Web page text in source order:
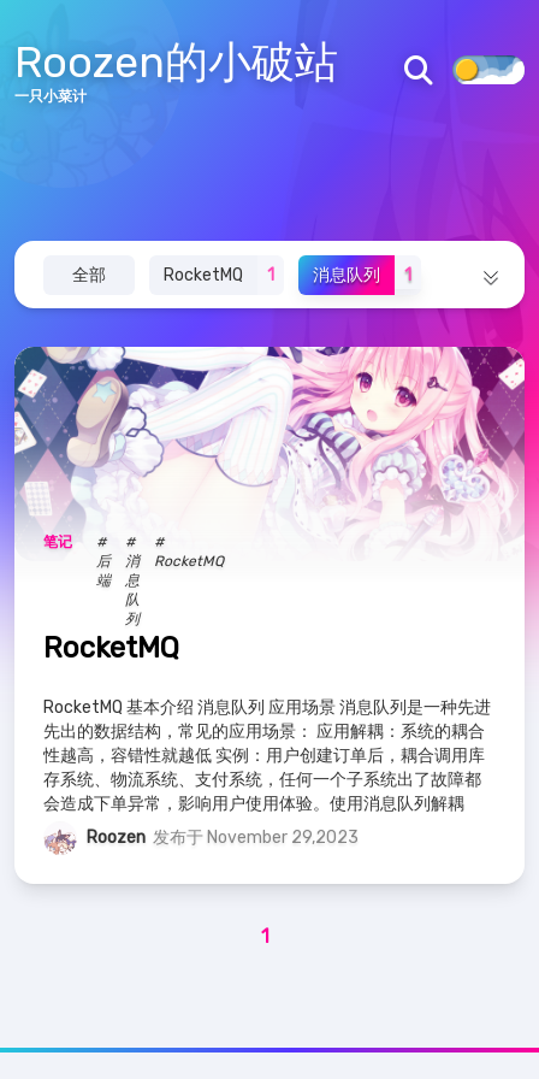
Roozen的小破站
一只小菜计
全部 RocketMQ 1 消息队列 1
面试 1 算法 1 音乐 3 主题 1
架构 2 Halo Redis 2
其他 1 1 诗词文集 17
RoboCup 4 必学工具
3
MySQL 1 数据库 Linux 4
CSS 1 HTML 1 JS 2 笔记 19
前端 6
笔记
#
后
端
#
消
息
队
列
#
RocketMQ
RocketMQ
RocketMQ 基本介绍 消息队列 应用场景 消息队列是一种先进
先出的数据结构，常见的应用场景： 应用解耦：系统的耦合
性越高，容错性就越低 实例：用户创建订单后，耦合调用库
存系统、物流系统、支付系统，任何一个子系统出了故障都
会造成下单异常，影响用户使用体验。使用消息队列解耦
合，比如物流系统发生故障
Roozen 发布于 November 29,2023
1
83
文章
10
分类
53538
访问量
文章
标签 分类
归档
关于
图库
友链
留言板
AURORA主题
AURORA仓库
皖ICP备2022001637号
皖公网安备34122502000211号